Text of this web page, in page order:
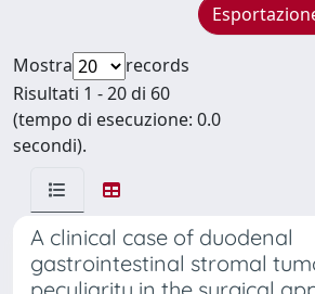
Mostra
records
Risultati 1 - 20 di 60
(tempo di esecuzione: 0.0
secondi).
A clinical case of duodenal
gastrointestinal stromal